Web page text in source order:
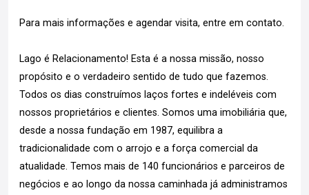
Para mais informações e agendar visita, entre em contato.
Lago é Relacionamento! Esta é a nossa missão, nosso
propósito e o verdadeiro sentido de tudo que fazemos.
Todos os dias construímos laços fortes e indeléveis com
nossos proprietários e clientes. Somos uma imobiliária que,
desde a nossa fundação em 1987, equilibra a
tradicionalidade com o arrojo e a força comercial da
atualidade. Temos mais de 140 funcionários e parceiros de
negócios e ao longo da nossa caminhada já administramos